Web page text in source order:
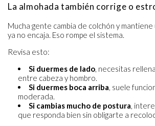
La almohada también corrige o
Mucha gente cambia de colchón y
ya no encaja. Eso rompe el sistema.
Revisa esto:
Si duermes de lado, necesitas
entre cabeza y hombro.
Si duermes boca arriba, suele
moderada.
Si cambias mucho de postura,
que responda bien sin obligarte a